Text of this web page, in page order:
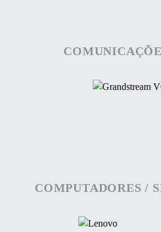
COMPUTADORES /